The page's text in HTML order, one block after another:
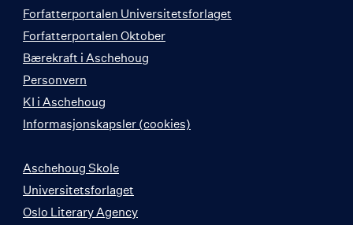
Forfatterportalen Universitetsforlaget
Forfatterportalen Oktober
Bærekraft i Aschehoug
Personvern
KI i Aschehoug
Informasjonskapsler (cookies)
Aschehoug Skole
Universitetsforlaget
Oslo Literary Agency